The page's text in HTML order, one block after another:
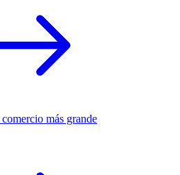
más grande